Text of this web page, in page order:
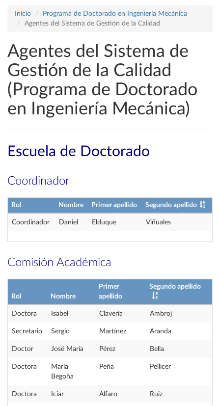
Inicio
Programa de Doctorado en Ingeniería Mecánica
Agentes del Sistema de Gestión de la Calidad
Agentes del Sistema de
Gestión de la Calidad
(Programa de Doctorado
en Ingeniería Mecánica)
Escuela de Doctorado
Coordinador
Rol Nombre Primer apellido Segundo apellido
Coordinador Daniel Elduque Viñuales
Comisión Académica
Rol Nombre
Primer
apellido
Segundo apellido
Doctora Isabel Clavería Ambroj
Secretario Sergio Martínez Aranda
Doctor José María Pérez Bella
Doctora
María
Begoña
Peña Pellicer
Doctora Iciar Alfaro Ruiz